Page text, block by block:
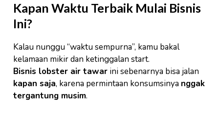
Kapan Waktu Terbaik Mulai Bisnis
Ini?
Kalau nunggu “waktu sempurna”, kamu bakal
kelamaan mikir dan ketinggalan start.
Bisnis lobster air tawar ini sebenarnya bisa jalan
kapan saja, karena permintaan konsumsinya nggak
tergantung musim.